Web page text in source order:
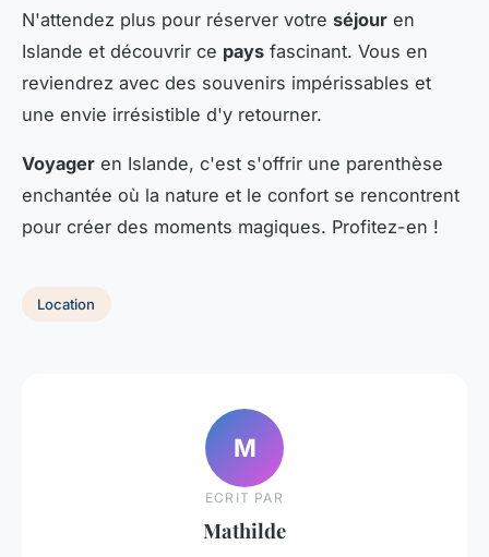
N'attendez plus pour réserver votre séjour en
Islande et découvrir ce pays fascinant. Vous en
reviendrez avec des souvenirs impérissables et
une envie irrésistible d'y retourner.
Voyager en Islande, c'est s'offrir une parenthèse
enchantée où la nature et le confort se rencontrent
pour créer des moments magiques. Profitez-en !
Location
M
ECRIT PAR
Mathilde